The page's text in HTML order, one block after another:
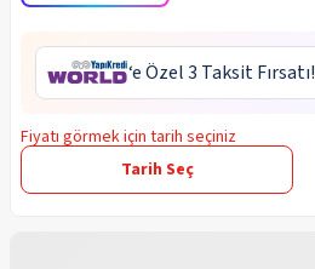
‘e Özel 3 Taksit Fırsatı!
Fiyatı görmek için tarih seçiniz
Tarih Seç